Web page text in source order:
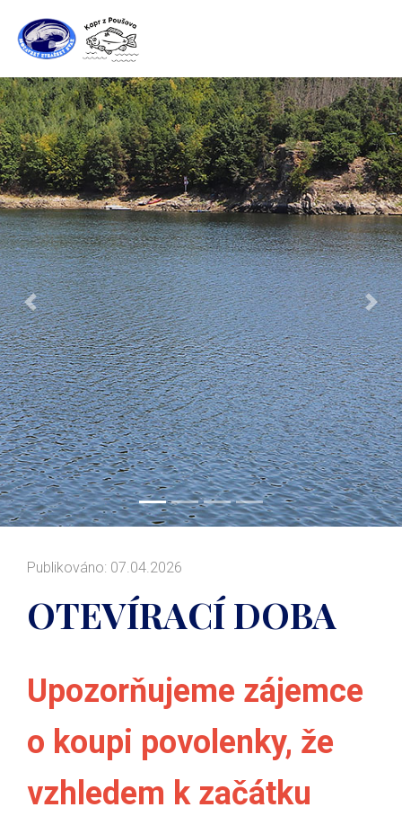
Předchozí Další
Publikováno: 07.04.2026
OTEVÍRACÍ DOBA
Upozorňujeme zájemce
o koupi povolenky, že
vzhledem k začátku